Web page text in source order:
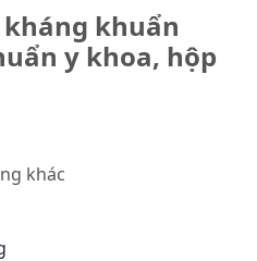
khuẩn
y khoa, hộp
khác